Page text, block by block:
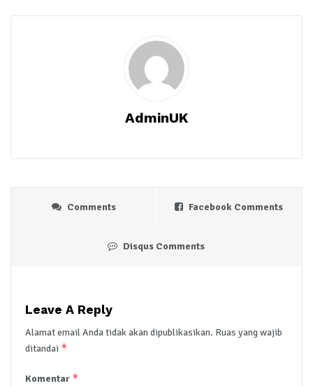
AdminUK
Comments Facebook Comments
Disqus Comments
Leave A Reply
Alamat email Anda tidak akan dipublikasikan. Ruas yang wajib
ditandai *
Komentar *